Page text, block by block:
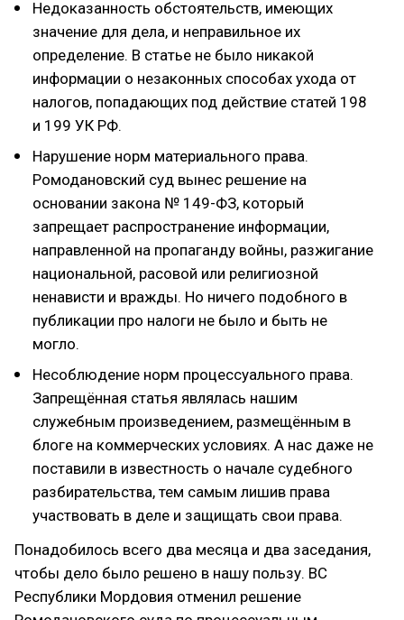
Недоказанность обстоятельств, имеющих
значение для дела, и неправильное их
определение. В статье не было никакой
информации о незаконных способах ухода от
налогов, попадающих под действие статей 198
и 199 УК РФ.
Нарушение норм материального права.
Ромодановский суд вынес решение на
основании закона № 149-ФЗ, который
запрещает распространение информации,
направленной на пропаганду войны, разжигание
национальной, расовой или религиозной
ненависти и вражды. Но ничего подобного в
публикации про налоги не было и быть не
могло.
Несоблюдение норм процессуального права.
Запрещённая статья являлась нашим
служебным произведением, размещённым в
блоге на коммерческих условиях. А нас даже не
поставили в известность о начале судебного
разбирательства, тем самым лишив права
участвовать в деле и защищать свои права.
Понадобилось всего два месяца и два заседания,
чтобы дело было решено в нашу пользу. ВС
Республики Мордовия отменил решение